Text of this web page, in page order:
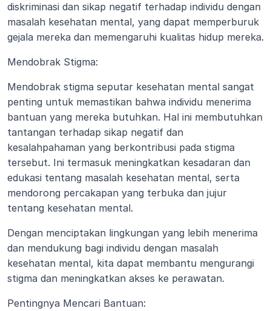
diskriminasi dan sikap negatif terhadap individu dengan
masalah kesehatan mental, yang dapat memperburuk
gejala mereka dan memengaruhi kualitas hidup mereka.
Mendobrak Stigma:
Mendobrak stigma seputar kesehatan mental sangat
penting untuk memastikan bahwa individu menerima
bantuan yang mereka butuhkan. Hal ini membutuhkan
tantangan terhadap sikap negatif dan
kesalahpahaman yang berkontribusi pada stigma
tersebut. Ini termasuk meningkatkan kesadaran dan
edukasi tentang masalah kesehatan mental, serta
mendorong percakapan yang terbuka dan jujur
tentang kesehatan mental.
Dengan menciptakan lingkungan yang lebih menerima
dan mendukung bagi individu dengan masalah
kesehatan mental, kita dapat membantu mengurangi
stigma dan meningkatkan akses ke perawatan.
Pentingnya Mencari Bantuan: